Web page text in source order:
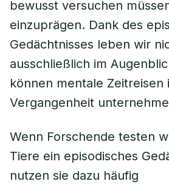
bewusst versuchen
einzuprägen. Dank des
Gedächtnisses leben wir
ausschließlich im
können mentale Zeitreisen
Vergangenheit
Wenn Forschende testen
Tiere ein episodisches
nutzen sie dazu häufig